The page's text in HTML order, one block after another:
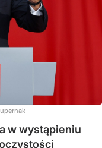
w wystąpieniu